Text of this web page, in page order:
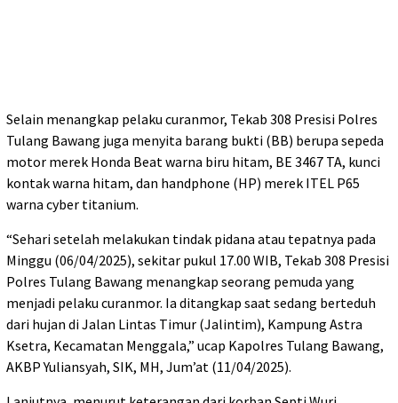
Selain menangkap pelaku curanmor, Tekab 308 Presisi Polres
Tulang Bawang juga menyita barang bukti (BB) berupa sepeda
motor merek Honda Beat warna biru hitam, BE 3467 TA, kunci
kontak warna hitam, dan handphone (HP) merek ITEL P65
warna cyber titanium.
“Sehari setelah melakukan tindak pidana atau tepatnya pada
Minggu (06/04/2025), sekitar pukul 17.00 WIB, Tekab 308 Presisi
Polres Tulang Bawang menangkap seorang pemuda yang
menjadi pelaku curanmor. Ia ditangkap saat sedang berteduh
dari hujan di Jalan Lintas Timur (Jalintim), Kampung Astra
Ksetra, Kecamatan Menggala,” ucap Kapolres Tulang Bawang,
AKBP Yuliansyah, SIK, MH, Jum’at (11/04/2025).